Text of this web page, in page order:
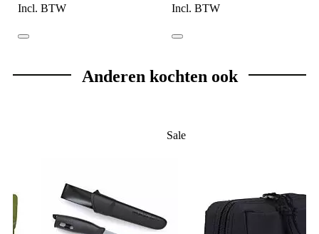
Incl. BTW
Incl. BTW
Anderen kochten ook
Sale